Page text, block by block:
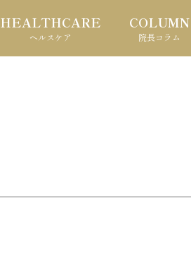
HEALTHCARE
ヘルスケア
COLUMN
院長コラム